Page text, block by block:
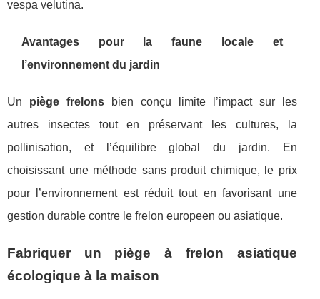
vespa velutina.
Avantages pour la faune locale et
l’environnement du jardin
Un piège frelonsbien conçu limite l’impact sur les
autres insectes tout en préservant les cultures, la
pollinisation, et l’équilibre global du jardin. En
choisissant une méthode sans produit chimique, le prix
pour l’environnement est réduit tout en favorisant une
gestion durable contre le frelon europeen ou asiatique.
Fabriquer un piège à frelon asiatique
écologique à la maison